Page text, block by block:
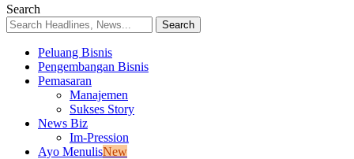
Search
Peluang Bisnis
Pengembangan Bisnis
Pemasaran
Manajemen
Sukses Story
News Biz
Im-Pression
Ayo MenulisNew